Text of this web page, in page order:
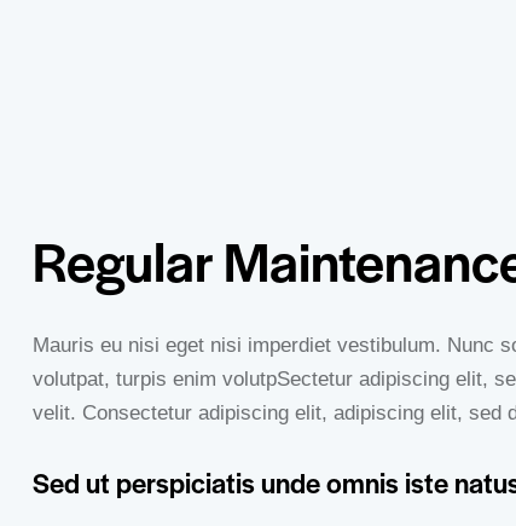
Regular
Mauris eu nisi eget nisi imperdiet vestibulum. Nunc
volutpat, turpis enim volutpSectetur adipiscing elit,
velit. Consectetur adipiscing elit, adipiscing elit, sed
Sed ut perspiciatis unde omnis iste